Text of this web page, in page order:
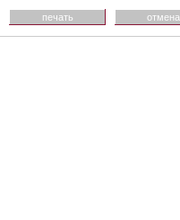
печать отмена